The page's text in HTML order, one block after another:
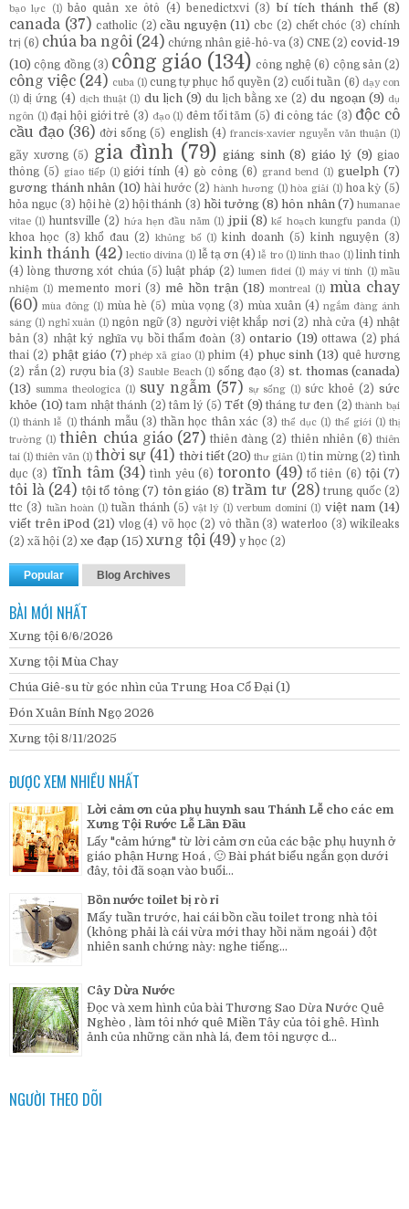
bạo lực (1) bảo quản xe ôtô (4) benedictxvi (3) bí tích thánh thể (8)
canada (37) catholic (2) cầu nguyện (11) cbc (2) chết chóc (3) chính
trị (6) chúa ba ngôi (24) chứng nhân giê-hô-va (3) CNE (2) covid-19
(10) cộng đồng (3) công giáo (134) công nghệ (6) cộng sản (2)
công việc (24) cuba (1) cung tự phục hổ quyền (2) cuối tuần (6) dạy con
(1) dị ứng (4) dịch thuật (1) du lịch (9) du lịch bằng xe (2) du ngoạn (9) dụ
ngôn (1) đại hội giới trẻ (3) đạo (1) đêm tối tăm (5) đi công tác (3) độc cô
cầu đạo (36) đời sống (5) english (4) francis-xavier nguyễn văn thuận (1)
gãy xương (5) gia đình (79) giáng sinh (8) giáo lý (9) giao
thông (5) giao tiếp (1) giới tính (4) gò công (6) grand bend (1) guelph (7)
gương thánh nhân (10) hài hước (2) hành hương (1) hòa giải (1) hoa kỳ (5)
hỏa ngục (3) hội hè (2) hội thánh (3) hồi tưởng (8) hôn nhân (7) humanae
vitae (1) huntsville (2) hứa hẹn đầu năm (1) jpii (8) kế hoạch kungfu panda (1)
khoa học (3) khổ đau (2) khủng bố (1) kinh doanh (5) kinh nguyện (3)
kinh thánh (42) lectio divina (1) lễ tạ ơn (4) lễ tro (1) linh thao (1) linh tinh
(4) lòng thương xót chúa (5) luật pháp (2) lumen fidei (1) máy vi tính (1) mầu
nhiệm (1) memento mori (3) mê hồn trận (18) montreal (1) mùa chay
(60) mùa đông (1) mùa hè (5) mùa vọng (3) mùa xuân (4) ngắm đàng ánh
sáng (1) nghỉ xuân (1) ngôn ngữ (3) người việt khắp nơi (2) nhà cửa (4) nhật
bản (3) nhật ký nghĩa vụ bồi thẩm đoàn (3) ontario (19) ottawa (2) phá
thai (2) phật giáo (7) phép xã giao (1) phim (4) phục sinh (13) quê hương
(2) rắn (2) rượu bia (3) Sauble Beach (1) sống đạo (3) st. thomas (canada)
(13)
summa theologica (1) suy ngẫm (57) sự sống (1) sức khoẻ (2) sức
khỏe (10) tam nhật thánh (2) tâm lý (5) Tết (9) tháng tư đen (2) thành bại
(1) thánh lễ (1) thánh mẫu (3) thần học thân xác (3) thể dục (1) thế giới (1) thị
trường (1) thiên chúa giáo (27) thiên đàng (2) thiên nhiên (6) thiên
tai (1) thiên văn (1) thời sự (41) thời tiết (20) thư giản (1) tin mừng (2) tình
dục (3) tĩnh tâm (34) tình yêu (6) toronto (49) tổ tiên (6) tội (7)
tôi là (24) tội tổ tông (7) tôn giáo (8) trầm tư (28) trung quốc (2)
ttc (3) tuần hoàn (1) tuần thánh (5) vật lý (1) verbum domini (1) việt nam (14)
viết trên iPod (21) vlog (4) võ học (2) vô thần (3) waterloo (3) wikileaks
(2) xã hội (2) xe đạp (15) xưng tội (49) y học (2)
Popular Blog Archives
BÀI MỚI NHẤT
Xưng tội 6/6/2026
Xưng tội Mùa Chay
Chúa Giê-su từ góc nhìn của Trung Hoa Cổ Đại (1)
Đón Xuân Bính Ngọ 2026
Xưng tội 8/11/2025
ĐƯỢC XEM NHIỀU NHẤT
Lời cảm ơn của phụ huynh sau Thánh Lễ cho các em
Xưng Tội Rước Lễ Lần Đầu
Lấy "cảm hứng" từ lời cảm ơn của các bậc phụ huynh ở
giáo phận Hưng Hoá , 🙂 Bài phát biểu ngắn gọn dưới
đây, tôi đã soạn vào buổi...
Bồn nước toilet bị rò rỉ
Mấy tuần trước, hai cái bồn cầu toilet trong nhà tôi
(không phải là cái vừa mới thay hồi năm ngoái ) đột
nhiên sanh chứng này: nghe tiếng...
Cây Dừa Nước
Đọc và xem hình của bài Thương Sao Dừa Nước Quê
Nghèo , làm tôi nhớ quê Miền Tây của tôi ghê. Hình
ảnh của những căn nhà lá, đem tôi ngược d...
NGƯỜI THEO DÕI